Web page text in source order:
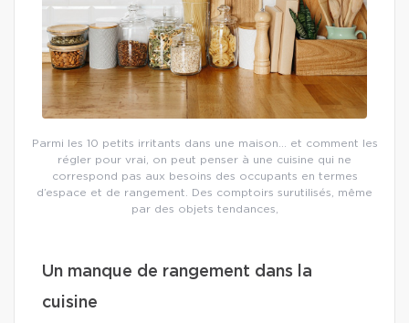
Parmi les 10 petits irritants dans une maison… et comment les
régler pour vrai, on peut penser à une cuisine qui ne
correspond pas aux besoins des occupants en termes
d’espace et de rangement. Des comptoirs surutilisés, même
par des objets tendances,
Un manque de rangement dans la
cuisine